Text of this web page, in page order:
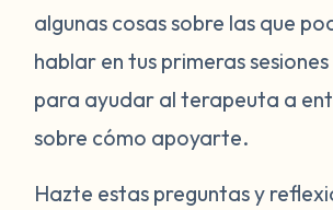
algunas cosas sobre las que
hablar en tus primeras
para ayudar al terapeuta a
sobre cómo apoyarte.
Hazte estas preguntas y